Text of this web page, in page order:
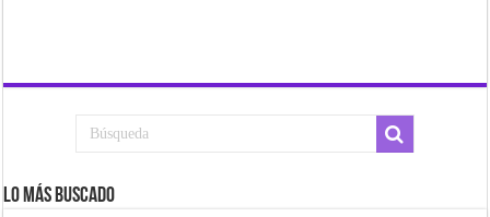
Lo más buscado